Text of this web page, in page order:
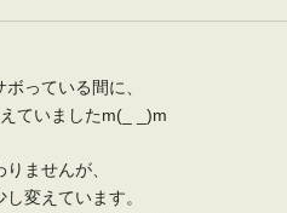
っている間に、
ていましたm(_ _)m
ませんが、
変えています。